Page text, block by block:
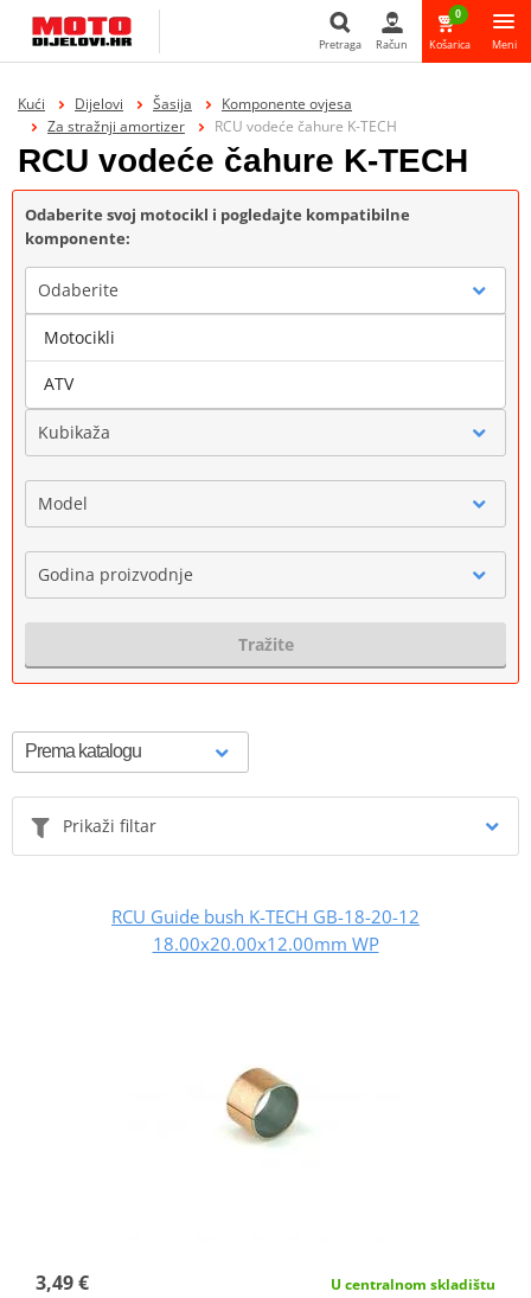
Pretraga Račun
0
Košarica Meni
Kući Dijelovi Šasija
Komponente ovjesa
Za stražnji amortizer
RCU vodeće čahure K-TECH
RCU vodeće čahure K-TECH
Odaberite svoj motocikl i pogledajte kompatibilne
komponente:
Odaberite
Marka
Kubikaža
Model
Godina proizvodnje
Tražite
Prikaži filtar
RCU Guide bush K-TECH GB-18-20-12
18.00x20.00x12.00mm WP
3,49 € U centralnom skladištu
Motocikli
ATV